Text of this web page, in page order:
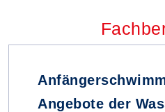
Angebote der